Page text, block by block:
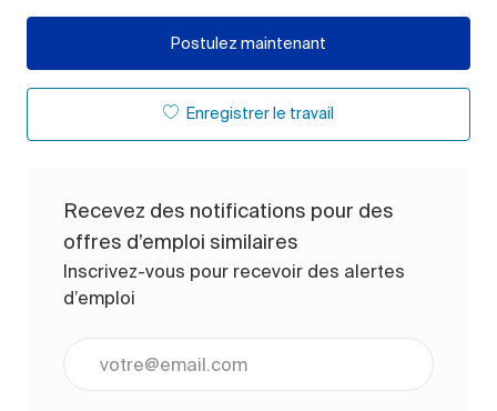
Postulez maintenant
Enregistrer le travail
Recevez des notifications pour des
offres d’emploi similaires
Inscrivez-vous pour recevoir des alertes
d’emploi